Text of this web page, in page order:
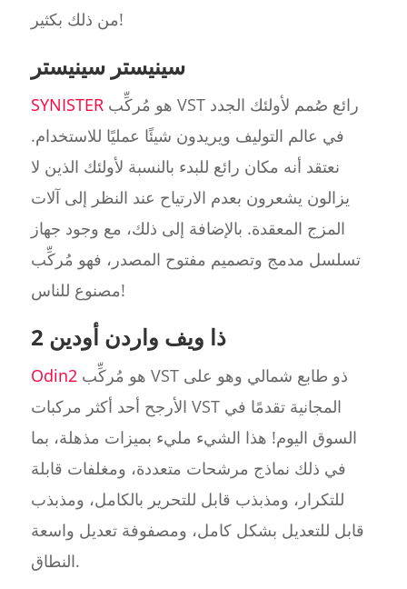
من ذلك بكثير!
سينيستر سينيستر
SYNISTERهو مُركِّب VST رائع صُمم لأولئك الجدد
في عالم التوليف ويريدون شيئًا عمليًا للاستخدام.
نعتقد أنه مكان رائع للبدء بالنسبة لأولئك الذين لا
يزالون يشعرون بعدم الارتياح عند النظر إلى آلات
المزج المعقدة. بالإضافة إلى ذلك، مع وجود جهاز
تسلسل مدمج وتصميم مفتوح المصدر، فهو مُركِّب
مصنوع للناس!
ذا ويف واردن أودين 2
Odin2هو مُركِّب VST ذو طابع شمالي وهو على
الأرجح أحد أكثر مركبات VST المجانية تقدمًا في
السوق اليوم! هذا الشيء مليء بميزات مذهلة، بما
في ذلك نماذج مرشحات متعددة، ومغلفات قابلة
للتكرار، ومذبذب قابل للتحرير بالكامل، ومذبذب
قابل للتعديل بشكل كامل، ومصفوفة تعديل واسعة
النطاق.